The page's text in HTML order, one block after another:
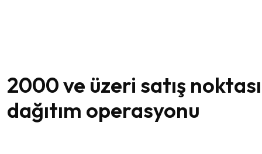
2000 ve üzeri satış
dağıtım operasyonu